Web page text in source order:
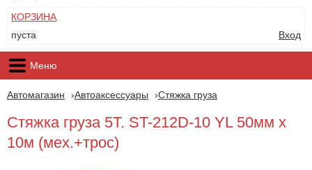
КОРЗИНА
пуста
Вход
Меню
Автомагазин Автоаксессуары Стяжка груза
Стяжка груза 5Т. ST-212D-10 YL 50мм х
10м (мех.+трос)